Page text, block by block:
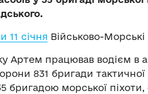
11 січня Військово-
Артем працював водієм в
831 бригади тактичної
бригадою морської